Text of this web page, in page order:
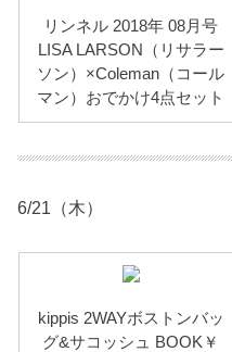
リンネル 2018年 08月号
LISA LARSON（リサラー
ソン）×Coleman（コール
マン）おでかけ4点セット
6/21（木）
kippis 2WAYボストンバッ
グ&サコッシュ BOOK￥